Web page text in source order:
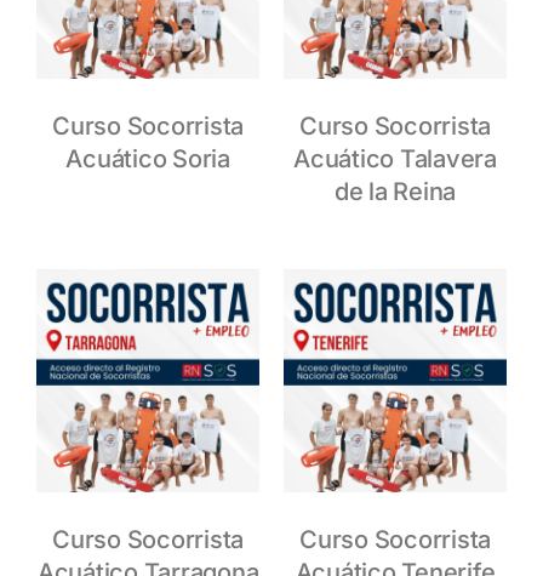
Curso Socorrista
Acuático Soria
Curso Socorrista
Acuático Talavera
de la Reina
Curso Socorrista
Curso Socorrista